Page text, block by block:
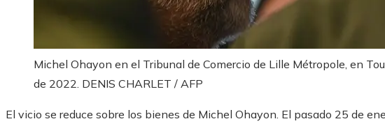
Michel Ohayon en el Tribunal de Comercio de Lille Métropole, en
de 2022. DENIS CHARLET / AFP
El vicio se reduce sobre los bienes de Michel Ohayon. El pasado 25 de